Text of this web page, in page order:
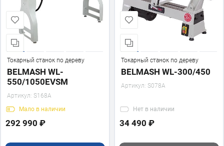
Токарный станок по дереву
BELMASH WL-
550/1050EVSM
Артикул: S168A
Мало в наличии
292 990 ₽
Токарный станок по дереву
BELMASH WL-300/450
Артикул: S078A
Нет в наличии
34 490 ₽